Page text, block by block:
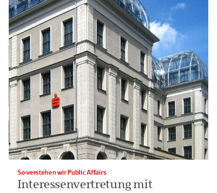
Interessenvertretung mit
So verstehen wir Public Affairs